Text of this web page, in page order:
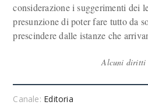
considerazione i suggerimenti dei
presunzione di poter fare tutto da
prescindere dalle istanze che
Alcuni diritti
Canale: Editoria